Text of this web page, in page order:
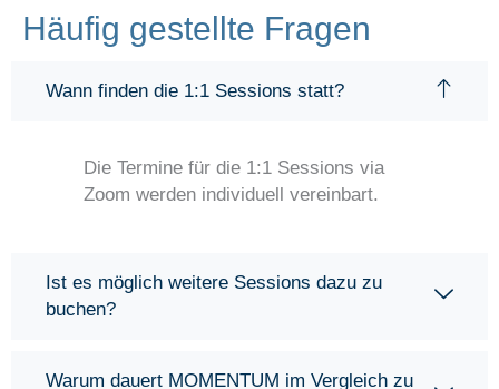
Häufig gestellte Fragen
Wann finden die 1:1 Sessions statt?
Die Termine für die 1:1 Sessions via
Zoom werden individuell vereinbart.
Ist es möglich weitere Sessions dazu zu
buchen?
Warum dauert MOMENTUM im Vergleich zu